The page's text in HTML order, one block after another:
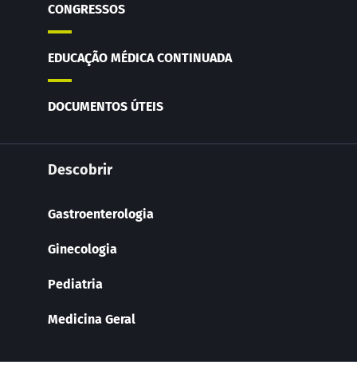
CONGRESSOS
EDUCAÇÃO MÉDICA CONTINUADA
DOCUMENTOS ÚTEIS
Descobrir
Gastroenterologia
Ginecologia
Pediatria
Medicina Geral